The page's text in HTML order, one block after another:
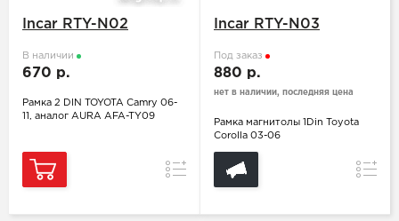
Incar RTY-N02
В наличии
670 р.
Рамка 2 DIN TOYOTA Camry 06-
11, аналог AURA AFA-TY09
Сравнение
Incar RTY-N03
Под заказ
880 р.
нет в наличии, последняя цена
Рамка магнитолы 1Din Toyota
Corolla 03-06